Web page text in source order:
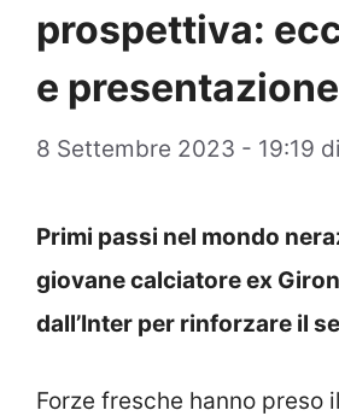
prospettiva:
e presentazione
8 Settembre 2023 - 19:19 di
Primi passi nel mondo
giovane calciatore ex
dall’Inter per rinforzare il
Forze fresche hanno preso